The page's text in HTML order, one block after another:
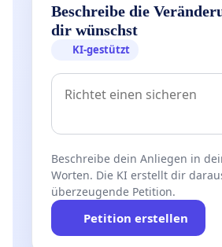
Beschreibe die
dir wünschst
KI-gestützt
Beschreibe dein Anliegen in
Worten. Die KI erstellt dir
überzeugende Petition.
Petition erstellen